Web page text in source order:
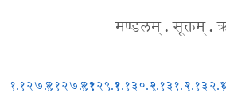
मण्डलम् . सूक्तम् .
१.१२७.११.१२७.१११.१२९.११.१३०.२१.१३१.२